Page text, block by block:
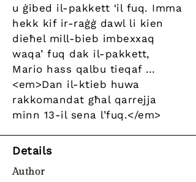
u ġibed il-pakkett ‘il fuq. Imma
hekk kif ir-raġġ dawl li kien
dieħel mill-bieb imbexxaq
waqa’ fuq dak il-pakkett,
Mario hass qalbu tieqaf …
<em>Dan il-ktieb huwa
rakkomandat għal qarrejja
minn 13-il sena l’fuq.</em>
Details
Author